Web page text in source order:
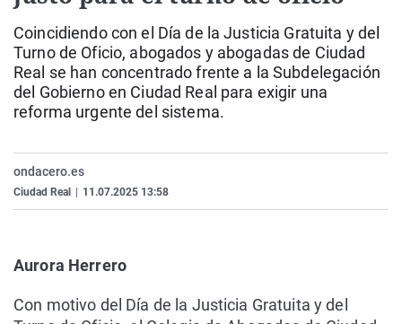
Gente viajera
Como el perro y el
Retornados
Equipo de
Galicia
La Rioja
Televisión
Elecciones
Coincidiendo con el Día de la Justicia Gratuita y del
Turno de Oficio, abogados y abogadas de Ciudad
Real se han concentrado frente a la Subdelegación
del Gobierno en Ciudad Real para exigir una
reforma urgente del sistema.
ondacero.es
Ciudad Real 11.07.2025 13:58
Aurora Herrero
Con motivo del Día de la Justicia Gratuita y del